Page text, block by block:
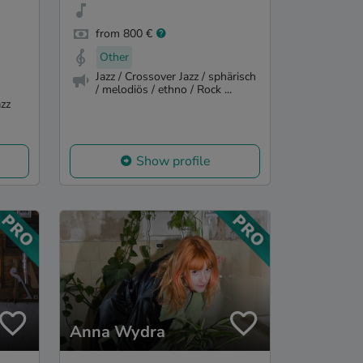
from 800 €
Other
Jazz / Crossover Jazz / sphärisch
/ melodiös / ethno / Rock ...
Show profile
Anna Wydra